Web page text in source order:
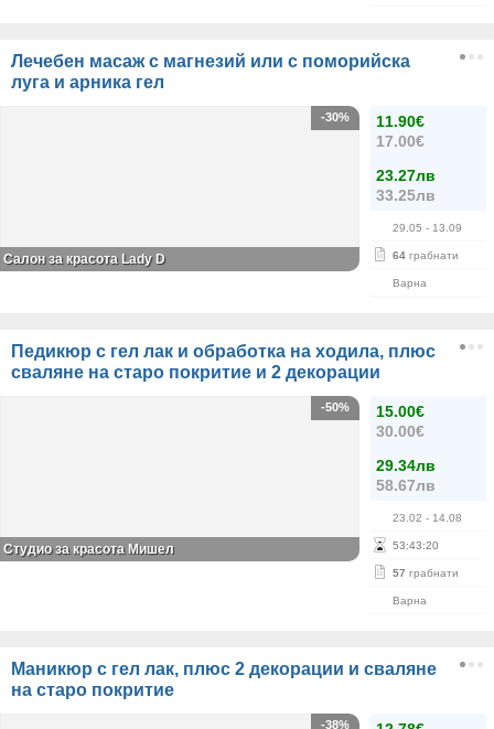
Лечебен масаж с магнезий или с поморийска
луга и арника гел
11.90€
17.00€
23.27лв
33.25лв
29.05 - 13.09
64 грабнати
Варна
-30%
Салон за красота Lady D
Педикюр с гел лак и обработка на ходила, плюс
сваляне на старо покритие и 2 декорации
15.00€
30.00€
29.34лв
58.67лв
23.02 - 14.08
53:43:20
57 грабнати
Варна
-50%
Студио за красота Мишел
Маникюр с гел лак, плюс 2 декорации и сваляне
на старо покритие
-38%